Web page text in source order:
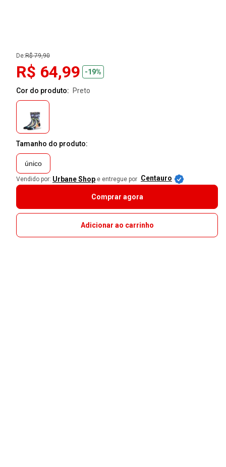
De:R$ 79,90
R$ 64,99 -19%
Cor do produto: preto
Tamanho do produto:
único
Vendido por: Urbane Shop e entregue por Centauro
Comprar agora
Adicionar ao carrinho